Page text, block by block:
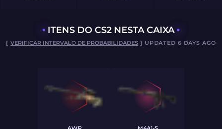
ITENS DO CS2 NESTA CAIXA
[VERIFICAR INTERVALO DE PROBABILIDADES ] UPDATED 6 DAYS AGO